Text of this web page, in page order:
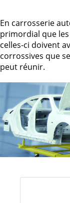
En carrosserie
primordial que
celles-ci doivent
corrossives que
peut réunir.